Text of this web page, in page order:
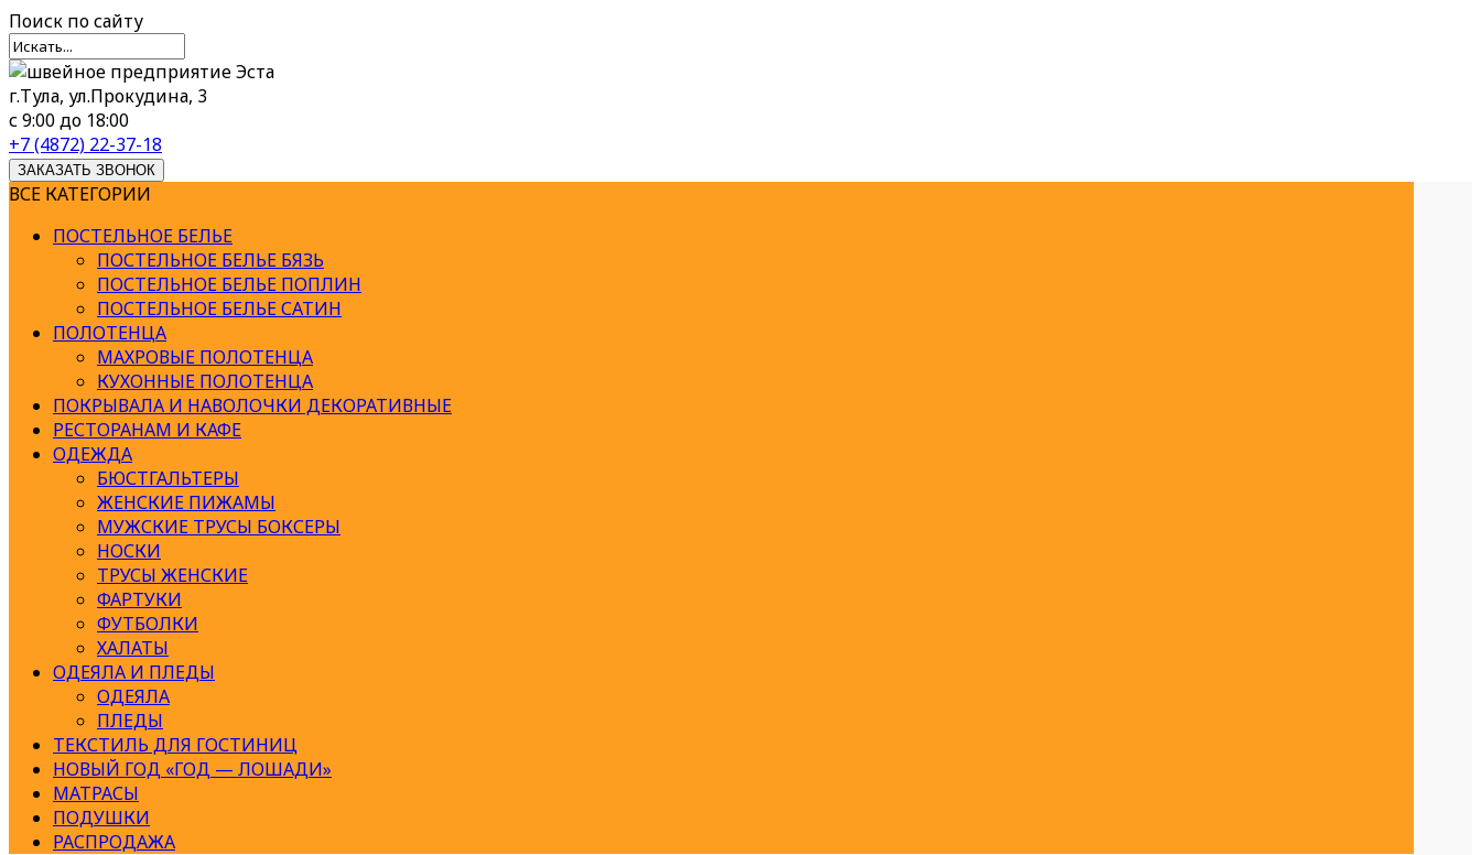
Поиск по сайту
г.Тула, ул.Прокудина, 3
с 9:00 до 18:00
+7 (4872) 22-37-18
ЗАКАЗАТЬ ЗВОНОК
ВСЕ КАТЕГОРИИ
ПОСТЕЛЬНОЕ БЕЛЬЕ
ПОСТЕЛЬНОЕ БЕЛЬЕ БЯЗЬ
ПОСТЕЛЬНОЕ БЕЛЬЕ ПОПЛИН
ПОСТЕЛЬНОЕ БЕЛЬЕ САТИН
ПОЛОТЕНЦА
МАХРОВЫЕ ПОЛОТЕНЦА
КУХОННЫЕ ПОЛОТЕНЦА
ПОКРЫВАЛА И НАВОЛОЧКИ ДЕКОРАТИВНЫЕ
РЕСТОРАНАМ И КАФЕ
ОДЕЖДА
БЮСТГАЛЬТЕРЫ
ЖЕНСКИЕ ПИЖАМЫ
МУЖСКИЕ ТРУСЫ БОКСЕРЫ
НОСКИ
ТРУСЫ ЖЕНСКИЕ
ФАРТУКИ
ФУТБОЛКИ
ХАЛАТЫ
ОДЕЯЛА И ПЛЕДЫ
ОДЕЯЛА
ПЛЕДЫ
ТЕКСТИЛЬ ДЛЯ ГОСТИНИЦ
НОВЫЙ ГОД «ГОД — ЛОШАДИ»
МАТРАСЫ
ПОДУШКИ
РАСПРОДАЖА